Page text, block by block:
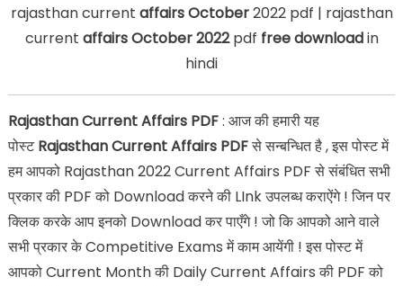
rajasthan current affairsOctober2022 pdf | rajasthan
current affairs October 2022pdf free downloadin
hindi
Rajasthan Current Affairs PDF: आज की हमारी यह
पोस्टRajasthan Current Affairs PDFसे सन्बन्धित है , इस पोस्ट में
हम आपको Rajasthan 2022 Current Affairs PDF से संबंधित सभी
प्रकार की PDF को Download करने की LInk उपलब्ध कराऐंगे ! जिन पर
क्लिक करके आप इनको Download कर पाएँगे ! जो कि आपको आने वाले
सभी प्रकार के Competitive Exams में काम आयेंगी ! इस पोस्ट में
आपको Current Month की Daily Current Affairs की PDF को